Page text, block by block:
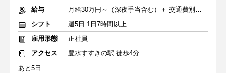
給与
月給30万円～（深夜手当含む）＋ 交通費別途全額支給
シフト
週5日 1日7時間以上
雇用形態
正社員
アクセス
豊水すすきの駅 徒歩4分
あと5日